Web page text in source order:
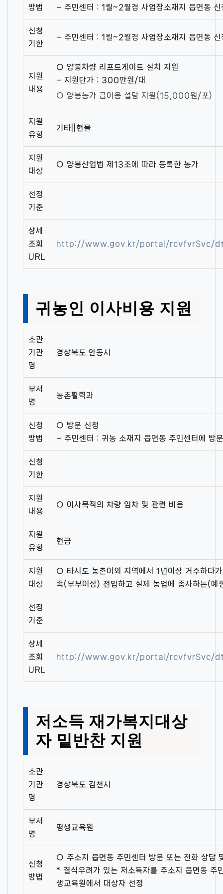
방법 – 주민센터 : 1월~2월경 사업장소재지 읍면동 신
신청
기한
– 주민센터 : 1월~2월경 사업장소재지 읍면동 신
지원
내용
○ 양봉차량 리프트게이트 설치 지원
– 지원단가 : 300만원/대
○ 양봉농가 급이용 설탕 지원(15,000원/포)
지원
유형
기타||현물
지원
대상
○ 양봉산업법 제13조에 따라 등록한 농가
선정
기준
상세
조회
URL
http://www.gov.kr/portal/rcvfvrSvc/
귀농인 이사비용 지원
소관
기관
명
경상북도 안동시
부서
명
농촌활력과
신청
방법
○ 방문 신청
– 주민센터 : 귀농 소재지 읍면동 주민센터에 방
신청
기한
지원
내용
○ 이사목적의 차량 임차 및 관련 비용
지원
유형
현금
지원
대상
○ 타시도 농촌이외 지역에서 1년이상 거주하다
족(부부이상) 전입하고 실제 농업에 종사하는(예
선정
기준
상세
조회
URL
http://www.gov.kr/portal/rcvfvrSvc/
저소득 재가복지대상
자 밑반찬 지원
소관
기관
명
경상북도 김천시
부서
명
평생교육원
신청
방법
○ 주소지 읍면동 주민센터 방문 또는 전화 상담
* 결식우려가 있는 저소득자를 주소지 읍면동 주
생교육원에서 대상자 선정